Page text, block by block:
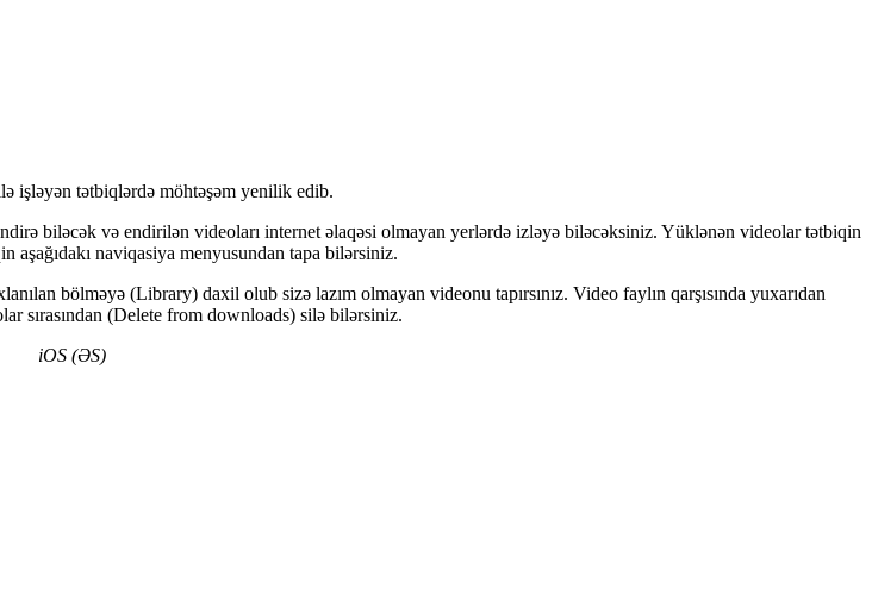
işləyən tətbiqlərdə möhtəşəm yenilik edib.
biləcək və endirilən videoları internet əlaqəsi olmayan yerlərdə izləyə biləcəksiniz. Yüklənən videolar tətbiqin
naviqasiya menyusundan tapa bilərsiniz.
bölməyə (Library) daxil olub sizə lazım olmayan videonu tapırsınız. Video faylın qarşısında yuxarıdan
sırasından (Delete from downloads) silə bilərsiniz.
iOS (ƏS)